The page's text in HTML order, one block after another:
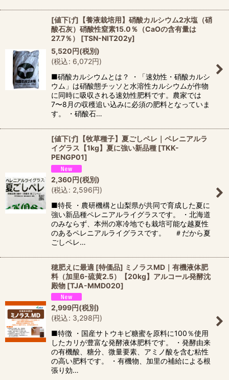
[値下げ]【養液栽培用】硝酸カルシウム2水塩（硝
酸石灰）硝酸性窒素15.0％（CaOの含有量は
27.7％）
[TSN-NIT202y]
5,520円(税別)
(税込: 6,072円)
■硝酸カルシウムとは？ ・「速効性・硝酸カルシ
ウム」は硝酸態チッソと水溶性カルシウムが作物
に同時に吸収される速効性肥料です。農家では
7〜8月の収穫追い込みに必須の肥料となっていま
す。 ・硝酸石…
[値下げ]【牧草種子】夏ごしペレ｜ペレニアルラ
イグラス【1kg】夏に強い新品種 [TKK-
PENGP01]
2,360円(税別)
(税込: 2,596円)
■特長 ・農研機構と山梨県が共同で育成した夏に
強い新品種ペレニアルライグラスです。 ・北海道
のみならず、本州の寒冷地でも栽培可能な越夏性
のあるペレニアルライグラスです。 ＃だから夏
ごしペレ…
穂肥えに最適 [特価品] ミノラスMD｜有機液体肥
料（加里6-硫黄2.5）【20kg】アルコール発酵沈
殿物 [TJA-MMD020]
2,999円(税別)
(税込: 3,298円)
■特徴 ・国産サトウキビ糖蜜を原料に100％使用
したカリが豊富な発酵液体肥料です。 ・発酵由来
の有機酸、糖分、微量要素、アミノ酸を含む粘性
の高い肥料です。 ・有機物、加里の補給による根
張り効…